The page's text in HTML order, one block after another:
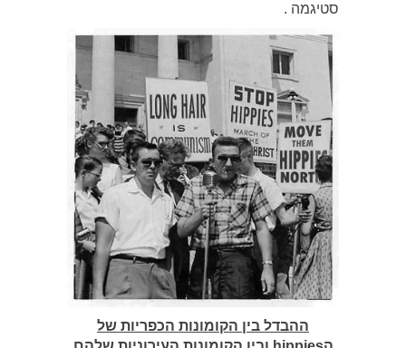
סטיגמה .
ההבדל בין הקומונות הכפריות של